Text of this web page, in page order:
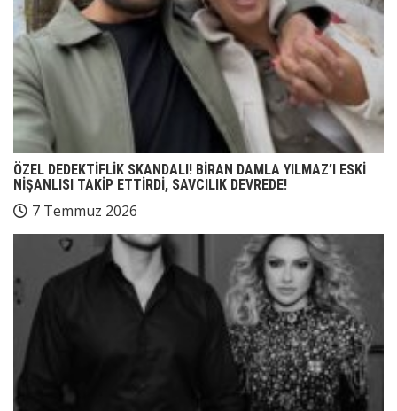
ÖZEL DEDEKTİFLİK SKANDALI! BİRAN DAMLA YILMAZ’I ESKİ
NİŞANLISI TAKİP ETTİRDİ, SAVCILIK DEVREDE!
7 Temmuz 2026